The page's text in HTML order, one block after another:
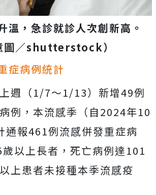
溫，急診就診人次創新高。
圖／shutterstock）
症病例統計
週（1/7～1/13）新增49例
例，本流感季（自2024年10
通報461例流感併發重症病
以上長者，死亡病例達101
上患者未接種本季流感疫